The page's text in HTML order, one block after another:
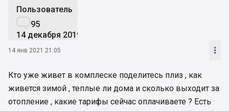
Пользователь
95
14 декабря 2019
14 янв 2021 21:05 
Кто уже живет в комплеске поделитесь плиз , как
живется зимой , теплые ли дома и сколько выходит за
отопление , какие тарифы сейчас оплачиваете ? Есть